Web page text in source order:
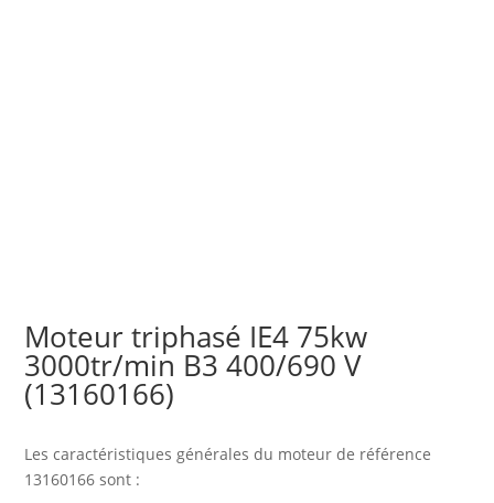
Moteur triphasé IE4 75kw
3000tr/min B3 400/690 V
(13160166)
Les caractéristiques générales du moteur de référence
13160166 sont :